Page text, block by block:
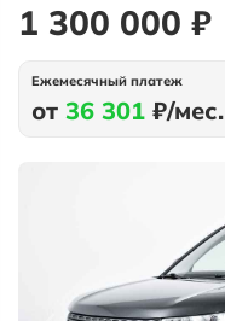
1 300 000 ₽
Ежемесячный платеж
от 36 301 ₽/мес.